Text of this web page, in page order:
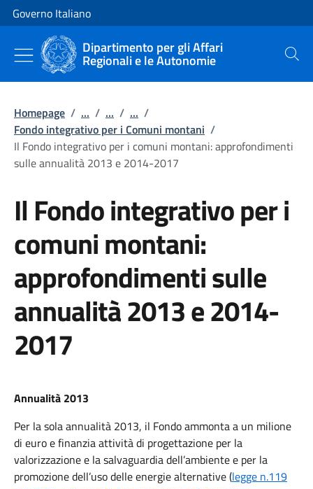
Vai al contenuto
Vai alla navigazione del sito
Governo Italiano
Dipartimento per gli Affari
Regionali e le Autonomie Cerca
Homepage / ... / ... / ... /
Fondo integrativo per i Comuni montani /
Il Fondo integrativo per i comuni montani: approfondimenti
sulle annualità 2013 e 2014-2017
Il Fondo integrativo per i
comuni montani:
approfondimenti sulle
annualità 2013 e 2014-
2017
Annualità 2013
Per la sola annualità 2013, il Fondo ammonta a un milione
di euro e finanzia attività di progettazione per la
valorizzazione e la salvaguardia dell’ambiente e per la
promozione dell’uso delle energie alternative (legge n.119